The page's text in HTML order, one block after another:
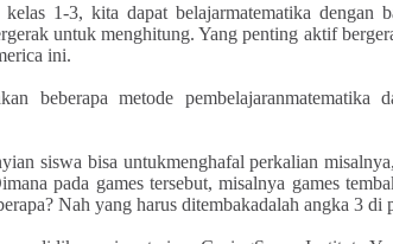
1-3, kita dapat belajarmatematika dengan
untuk menghitung. Yang penting aktif
ini.
beberapa metode
siswa bisa untukmenghafal perkalian
pada games tersebut, misalnya games
Nah yang harus ditembakadalah angka 3